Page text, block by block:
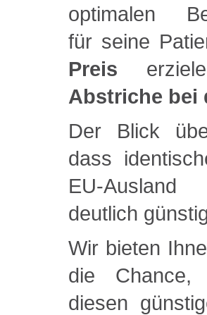
optimalen
für seine
Preis
Abstriche bei
Der Blick
dass
EU-
deutlich
Wir bieten
die
diesen